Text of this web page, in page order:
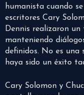
humanista cuando
escritores Cary
Dennis realizaron
manteniendo
definidos. No es una
haya sido un éxito
Cary Solomon y